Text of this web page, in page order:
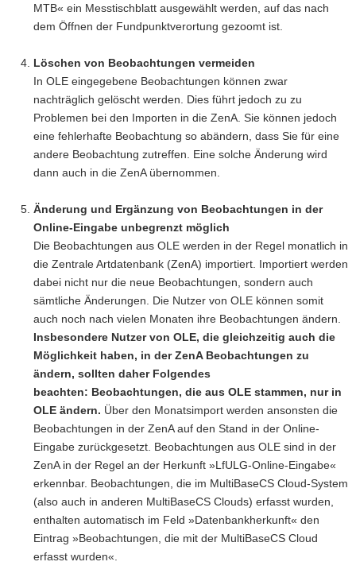
MTB« ein Messtischblatt ausgewählt werden, auf das nach
dem Öffnen der Fundpunktverortung gezoomt ist.
Löschen von Beobachtungen vermeiden
In OLE eingegebene Beobachtungen können zwar
nachträglich gelöscht werden. Dies führt jedoch zu zu
Problemen bei den Importen in die ZenA. Sie können jedoch
eine fehlerhafte Beobachtung so abändern, dass Sie für eine
andere Beobachtung zutreffen. Eine solche Änderung wird
dann auch in die ZenA übernommen.
Änderung und Ergänzung von Beobachtungen in der
Online-Eingabe unbegrenzt möglich
Die Beobachtungen aus OLE werden in der Regel monatlich in
die Zentrale Artdatenbank (ZenA) importiert. Importiert werden
dabei nicht nur die neue Beobachtungen, sondern auch
sämtliche Änderungen. Die Nutzer von OLE können somit
auch noch nach vielen Monaten ihre Beobachtungen ändern.
Insbesondere Nutzer von OLE, die gleichzeitig auch die
Möglichkeit haben, in der ZenA Beobachtungen zu
ändern, sollten daher Folgendes
beachten: Beobachtungen, die aus OLE stammen, nur in
OLE ändern. Über den Monatsimport werden ansonsten die
Beobachtungen in der ZenA auf den Stand in der Online-
Eingabe zurückgesetzt. Beobachtungen aus OLE sind in der
ZenA in der Regel an der Herkunft »LfULG-Online-Eingabe«
erkennbar. Beobachtungen, die im MultiBaseCS Cloud-System
(also auch in anderen MultiBaseCS Clouds) erfasst wurden,
enthalten automatisch im Feld »Datenbankherkunft« den
Eintrag »Beobachtungen, die mit der MultiBaseCS Cloud
erfasst wurden«.